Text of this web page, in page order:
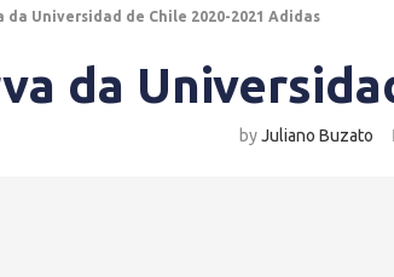
da Universidad de Chile 2020-2021 Adidas
da
byJuliano Buzato